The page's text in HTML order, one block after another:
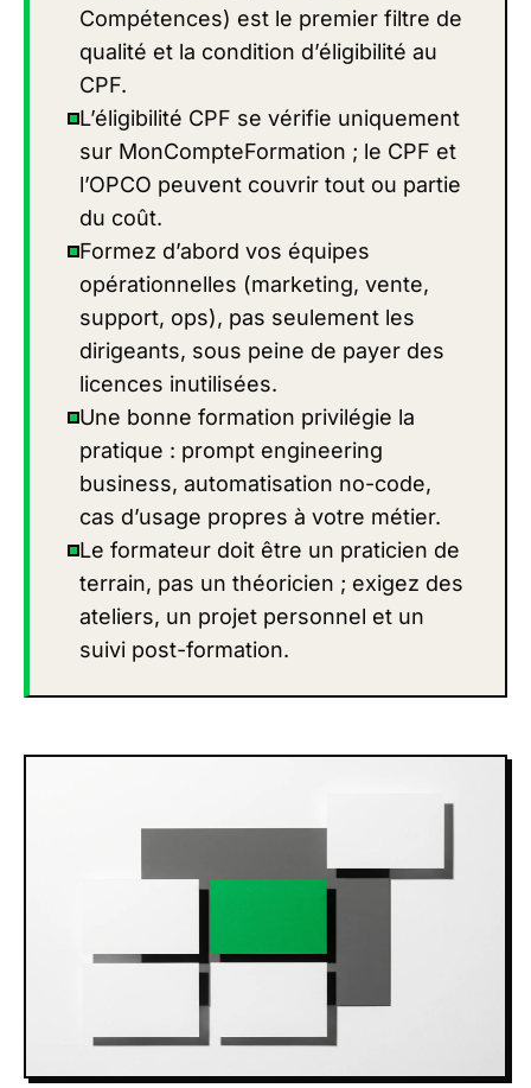
Compétences) est le premier filtre de
qualité et la condition d’éligibilité au
CPF.
L’éligibilité CPF se vérifie uniquement
sur MonCompteFormation ; le CPF et
l’OPCO peuvent couvrir tout ou partie
du coût.
Formez d’abord vos équipes
opérationnelles (marketing, vente,
support, ops), pas seulement les
dirigeants, sous peine de payer des
licences inutilisées.
Une bonne formation privilégie la
pratique : prompt engineering
business, automatisation no-code,
cas d’usage propres à votre métier.
Le formateur doit être un praticien de
terrain, pas un théoricien ; exigez des
ateliers, un projet personnel et un
suivi post-formation.